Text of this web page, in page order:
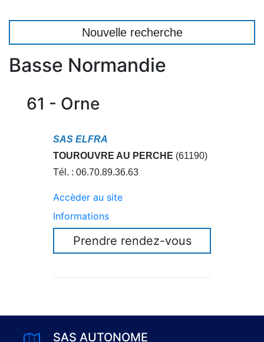
Nouvelle recherche
Basse Normandie
61 - Orne
SAS ELFRA
TOUROUVRE AU PERCHE (61190)
Tél. : 06.70.89.36.63
Accèder au site
Informations
Prendre rendez-vous
SAS AUTONOME